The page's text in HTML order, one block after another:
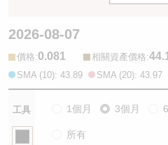
2026-08-07
價格:0.081 相關資產價格:
SMA (10): 43.89 SMA (20): 43.97
工具 1個月 3個月
所有